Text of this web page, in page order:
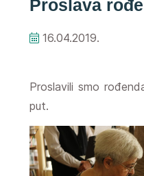
Proslava
16.04.2019.
Proslavili smo
put.